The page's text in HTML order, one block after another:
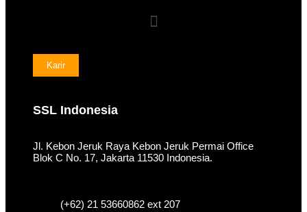
Karir
SSL Indonesia
Jl. Kebon Jeruk Raya Kebon Jeruk Permai Office
Blok C No. 17, Jakarta 11530 Indonesia.
(+62) 21 53660862 ext 207